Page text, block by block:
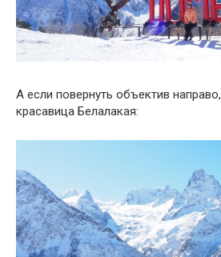
А если повернуть объектив
красавица Белалакая: